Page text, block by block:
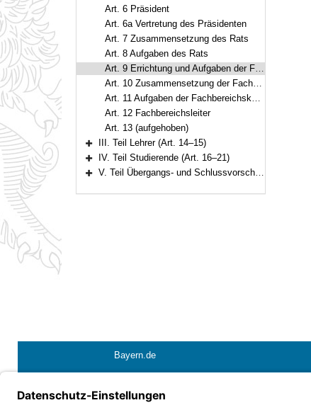
Art. 6 Präsident
Art. 6a Vertretung des Präsidenten
Art. 7 Zusammensetzung des Rats
Art. 8 Aufgaben des Rats
Art. 9 Errichtung und Aufgaben der Fachbereiche
Art. 10 Zusammensetzung der Fachbereichskonferenz
Art. 11 Aufgaben der Fachbereichskonferenz
Art. 12 Fachbereichsleiter
Art. 13 (aufgehoben)
Bereich erweitern
III. Teil Lehrer (Art. 14–15)
Bereich erweitern
IV. Teil Studierende (Art. 16–21)
V. Teil Übergangs- und Schlussvorschriften (Art. 22–25)
Bayern.de